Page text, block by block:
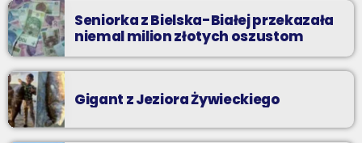
Seniorka z Bielska-Białej przekazała
niemal milion złotych oszustom
Gigant z Jeziora Żywieckiego